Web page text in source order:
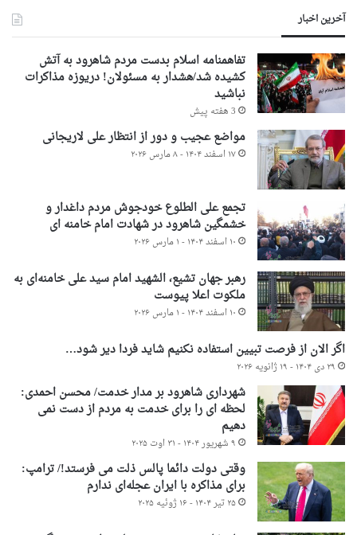
آخرین اخبار
تفاهمنامه اسلام بدست مردم شاهرود به آتش
کشیده شد/هشدار به مسئولان! دریوزه مذاکرات
نباشید
3 هفته پیش
مواضع عجیب و دور از انتظار علی لاریجانی
۱۷ اسفند ۱۴۰۴ - ۸ مارس ۲۰۲۶
تجمع علی الطلوع خودجوش مردم داغدار و
خشمگین شاهرود در شهادت امام خامنه ای
۱۰ اسفند ۱۴۰۴ - ۱ مارس ۲۰۲۶
رهبر جهان تشیع، الشهید امام سید علی خامنه‌ای به
ملکوت اعلا پیوست
۱۰ اسفند ۱۴۰۴ - ۱ مارس ۲۰۲۶
اگر الان از فرصت تبیین استفاده نکنیم شاید فردا دیر شود…
۲۹ دی ۱۴۰۴ - ۱۹ ژانویه ۲۰۲۶
شهرداری شاهرود بر مدار خدمت/ محسن احمدی:
لحظه ای را برای خدمت به مردم از دست نمی
دهیم
۹ شهریور ۱۴۰۴ - ۳۱ اوت ۲۰۲۵
وقتی دولت دائما پالس ذلت می فرستد!/ ترامپ:
برای مذاکره با ایران عجله‌ای ندارم
۲۵ تیر ۱۴۰۴ - ۱۶ ژوئیه ۲۰۲۵